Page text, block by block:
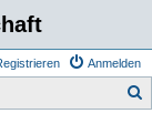
Anmelden